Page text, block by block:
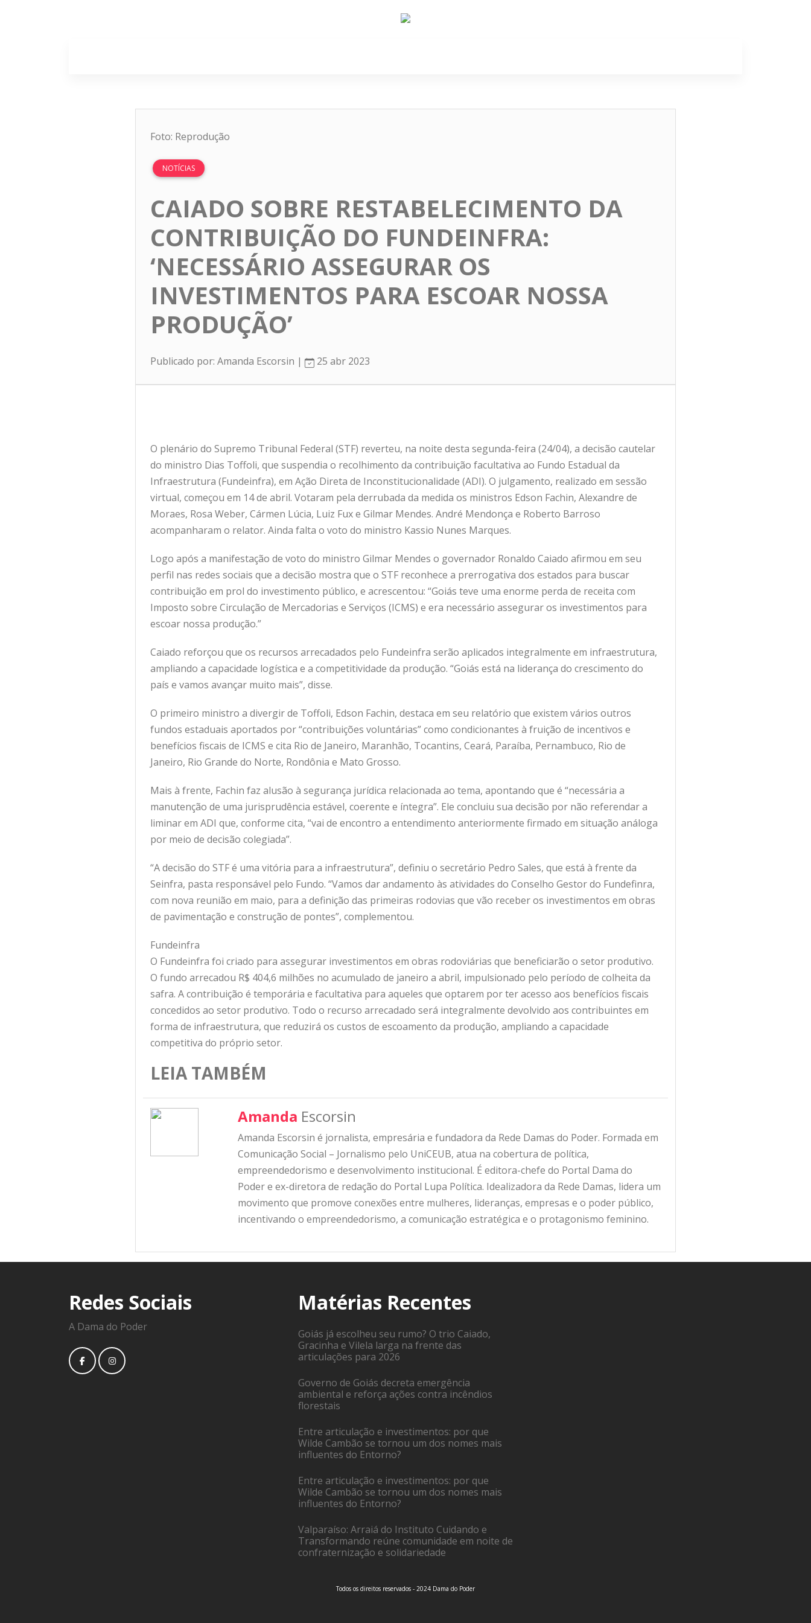
Foto: Reprodução
NOTÍCIAS
CAIADO SOBRE RESTABELECIMENTO DA
CONTRIBUIÇÃO DO FUNDEINFRA:
‘NECESSÁRIO ASSEGURAR OS
INVESTIMENTOS PARA ESCOAR NOSSA
PRODUÇÃO’
Publicado por: Amanda Escorsin | 25 abr 2023
O plenário do Supremo Tribunal Federal (STF) reverteu, na noite desta segunda-feira (24/04), a decisão cautelar
do ministro Dias Toffoli, que suspendia o recolhimento da contribuição facultativa ao Fundo Estadual da
Infraestrutura (Fundeinfra), em Ação Direta de Inconstitucionalidade (ADI). O julgamento, realizado em sessão
virtual, começou em 14 de abril. Votaram pela derrubada da medida os ministros Edson Fachin, Alexandre de
Moraes, Rosa Weber, Cármen Lúcia, Luiz Fux e Gilmar Mendes. André Mendonça e Roberto Barroso
acompanharam o relator. Ainda falta o voto do ministro Kassio Nunes Marques.
Logo após a manifestação de voto do ministro Gilmar Mendes o governador Ronaldo Caiado afirmou em seu
perfil nas redes sociais que a decisão mostra que o STF reconhece a prerrogativa dos estados para buscar
contribuição em prol do investimento público, e acrescentou: “Goiás teve uma enorme perda de receita com
Imposto sobre Circulação de Mercadorias e Serviços (ICMS) e era necessário assegurar os investimentos para
escoar nossa produção.”
Caiado reforçou que os recursos arrecadados pelo Fundeinfra serão aplicados integralmente em infraestrutura,
ampliando a capacidade logística e a competitividade da produção. “Goiás está na liderança do crescimento do
país e vamos avançar muito mais”, disse.
O primeiro ministro a divergir de Toffoli, Edson Fachin, destaca em seu relatório que existem vários outros
fundos estaduais aportados por “contribuições voluntárias” como condicionantes à fruição de incentivos e
benefícios fiscais de ICMS e cita Rio de Janeiro, Maranhão, Tocantins, Ceará, Paraíba, Pernambuco, Rio de
Janeiro, Rio Grande do Norte, Rondônia e Mato Grosso.
Mais à frente, Fachin faz alusão à segurança jurídica relacionada ao tema, apontando que é “necessária a
manutenção de uma jurisprudência estável, coerente e íntegra”. Ele concluiu sua decisão por não referendar a
liminar em ADI que, conforme cita, “vai de encontro a entendimento anteriormente firmado em situação análoga
por meio de decisão colegiada”.
“A decisão do STF é uma vitória para a infraestrutura”, definiu o secretário Pedro Sales, que está à frente da
Seinfra, pasta responsável pelo Fundo. “Vamos dar andamento às atividades do Conselho Gestor do Fundefinra,
com nova reunião em maio, para a definição das primeiras rodovias que vão receber os investimentos em obras
de pavimentação e construção de pontes”, complementou.
Fundeinfra
O Fundeinfra foi criado para assegurar investimentos em obras rodoviárias que beneficiarão o setor produtivo.
O fundo arrecadou R$ 404,6 milhões no acumulado de janeiro a abril, impulsionado pelo período de colheita da
safra. A contribuição é temporária e facultativa para aqueles que optarem por ter acesso aos benefícios fiscais
concedidos ao setor produtivo. Todo o recurso arrecadado será integralmente devolvido aos contribuintes em
forma de infraestrutura, que reduzirá os custos de escoamento da produção, ampliando a capacidade
competitiva do próprio setor.
LEIA TAMBÉM
Amanda Escorsin
Amanda Escorsin é jornalista, empresária e fundadora da Rede Damas do Poder. Formada em
Comunicação Social – Jornalismo pelo UniCEUB, atua na cobertura de política,
empreendedorismo e desenvolvimento institucional. É editora-chefe do Portal Dama do
Poder e ex-diretora de redação do Portal Lupa Política. Idealizadora da Rede Damas, lidera um
movimento que promove conexões entre mulheres, lideranças, empresas e o poder público,
incentivando o empreendedorismo, a comunicação estratégica e o protagonismo feminino.
Redes Sociais
A Dama do Poder
Matérias Recentes
Goiás já escolheu seu rumo? O trio Caiado,
Gracinha e Vilela larga na frente das
articulações para 2026
Governo de Goiás decreta emergência
ambiental e reforça ações contra incêndios
florestais
Entre articulação e investimentos: por que
Wilde Cambão se tornou um dos nomes mais
influentes do Entorno?
Entre articulação e investimentos: por que
Wilde Cambão se tornou um dos nomes mais
influentes do Entorno?
Valparaíso: Arraiá do Instituto Cuidando e
Transformando reúne comunidade em noite de
confraternização e solidariedade
Todos os direitos reservados - 2024 Dama do Poder